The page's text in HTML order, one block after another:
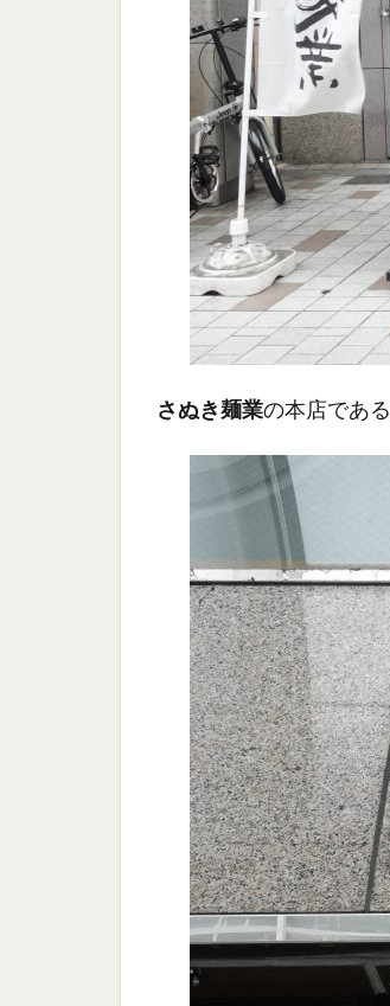
さぬき麺業の本店である